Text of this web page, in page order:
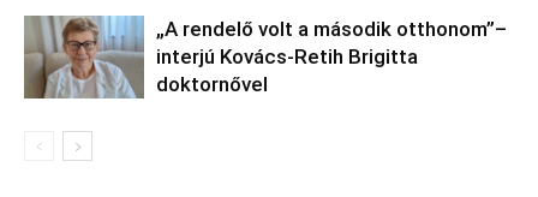
„A rendelő volt a második otthonom”–
interjú Kovács-Retih Brigitta
doktornővel